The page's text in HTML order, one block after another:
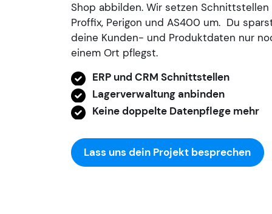
Shop abbilden. Wir setzen Schnittstellen
Proffix, Perigon und AS400 um. Du
deine Kunden- und Produktdaten nur
einem Ort pflegst.
ERP und CRM Schnittstellen
Lagerverwaltung anbinden
Keine doppelte Datenpflege mehr
Lass uns dein Projekt besprechen